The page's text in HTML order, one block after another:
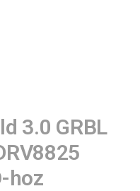
3.0 GRBL
hoz